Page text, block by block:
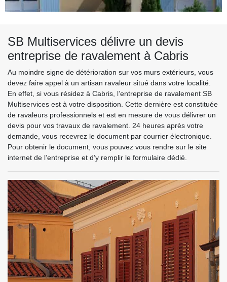
SB Multiservices délivre un devis
entreprise de ravalement à Cabris
Au moindre signe de détérioration sur vos murs extérieurs, vous
devez faire appel à un artisan ravaleur situé dans votre localité.
En effet, si vous résidez à Cabris, l’entreprise de ravalement SB
Multiservices est à votre disposition. Cette dernière est constituée
de ravaleurs professionnels et est en mesure de vous délivrer un
devis pour vos travaux de ravalement. 24 heures après votre
demande, vous recevrez le document par courrier électronique.
Pour obtenir le document, vous pouvez vous rendre sur le site
internet de l’entreprise et d’y remplir le formulaire dédié.